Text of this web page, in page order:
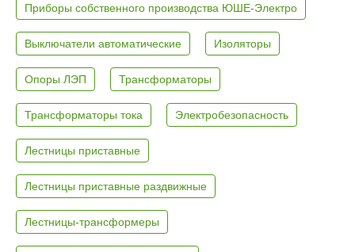
Приборы собственного производства ЮШЕ-Электро
Выключатели автоматические Изоляторы
Опоры ЛЭП Трансформаторы
Трансформаторы тока Электробезопасность
Лестницы приставные
Лестницы приставные раздвижные
Лестницы-трансформеры